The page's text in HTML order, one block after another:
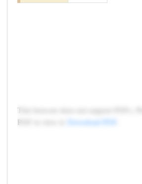
This browser does not support PDFs.
PDF to view it:
Download PDF